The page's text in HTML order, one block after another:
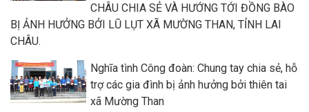
CHÂU CHIA SẺ VÀ HƯỚNG TỚI ĐỒNG BÀO
BỊ ẢNH HƯỞNG BỞI LŨ LỤT XÃ MƯỜNG THAN, TỈNH LAI
CHÂU.
Nghĩa tình Công đoàn: Chung tay chia sẻ, hỗ
trợ các gia đình bị ảnh hưởng bởi thiên tai
xã Mường Than